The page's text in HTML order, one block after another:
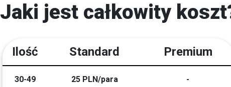
Jaki jest całkowity
Ilość Standard Premium
30-49 25 PLN/para -